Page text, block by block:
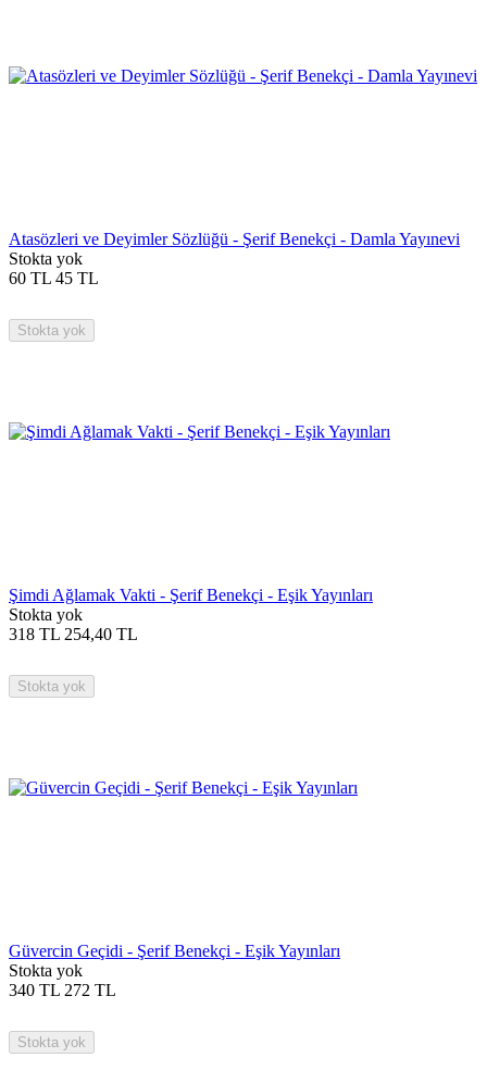
Atasözleri ve Deyimler Sözlüğü - Şerif Benekçi - Damla Yayınevi
Stokta yok
60 TL 45 TL
Stokta yok
Şimdi Ağlamak Vakti - Şerif Benekçi - Eşik Yayınları
Stokta yok
318 TL 254,40 TL
Stokta yok
Güvercin Geçidi - Şerif Benekçi - Eşik Yayınları
Stokta yok
340 TL 272 TL
Stokta yok